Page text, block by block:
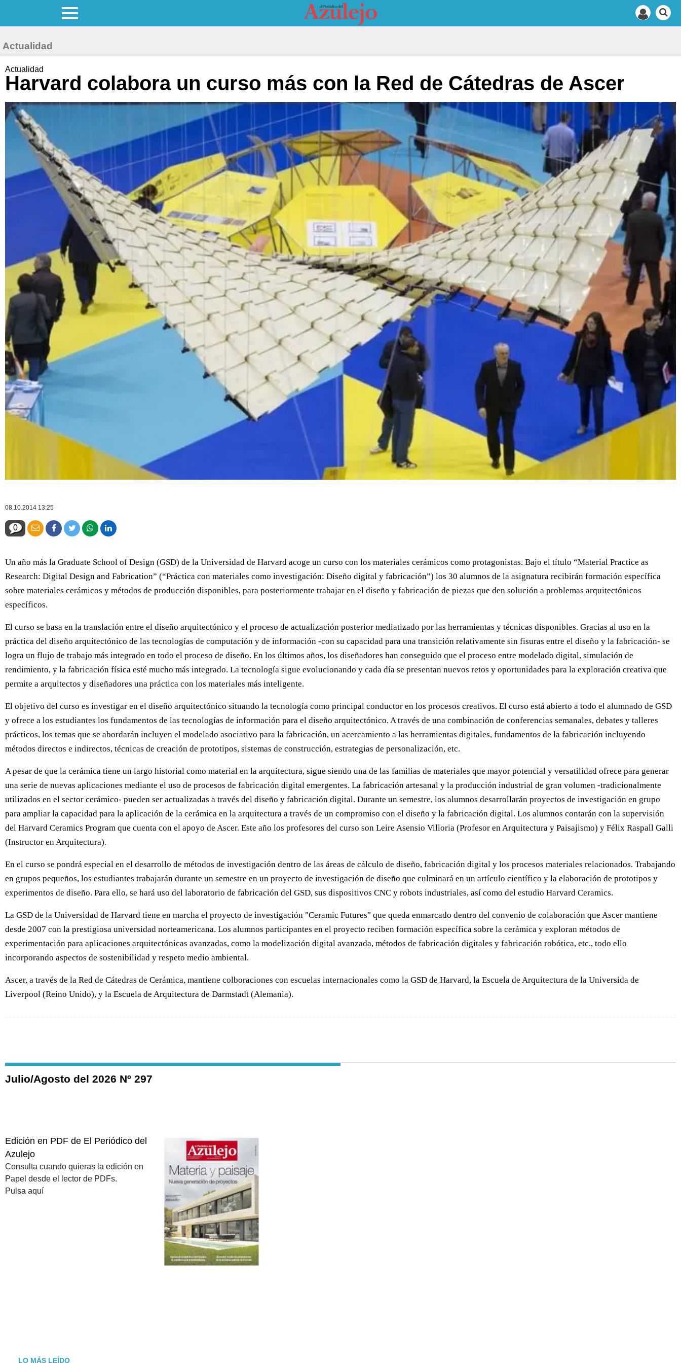
Actualidad
Actualidad
Harvard colabora un curso más con la Red de Cátedras de Ascer
08.10.2014 13:25
0
Un año más la Graduate School of Design (GSD) de la Universidad de Harvard acoge un curso con los materiales cerámicos como protagonistas. Bajo el título “Material Practice as
Research: Digital Design and Fabrication” (“Práctica con materiales como investigación: Diseño digital y fabricación”) los 30 alumnos de la asignatura recibirán formación específica
sobre materiales cerámicos y métodos de producción disponibles, para posteriormente trabajar en el diseño y fabricación de piezas que den solución a problemas arquitectónicos
específicos.
El curso se basa en la translación entre el diseño arquitectónico y el proceso de actualización posterior mediatizado por las herramientas y técnicas disponibles. Gracias al uso en la
práctica del diseño arquitectónico de las tecnologías de computación y de información -con su capacidad para una transición relativamente sin fisuras entre el diseño y la fabricación- se
logra un flujo de trabajo más integrado en todo el proceso de diseño. En los últimos años, los diseñadores han conseguido que el proceso entre modelado digital, simulación de
rendimiento, y la fabricación física esté mucho más integrado. La tecnología sigue evolucionando y cada día se presentan nuevos retos y oportunidades para la exploración creativa que
permite a arquitectos y diseñadores una práctica con los materiales más inteligente.
El objetivo del curso es investigar en el diseño arquitectónico situando la tecnología como principal conductor en los procesos creativos. El curso está abierto a todo el alumnado de GSD
y ofrece a los estudiantes los fundamentos de las tecnologías de información para el diseño arquitectónico. A través de una combinación de conferencias semanales, debates y talleres
prácticos, los temas que se abordarán incluyen el modelado asociativo para la fabricación, un acercamiento a las herramientas digitales, fundamentos de la fabricación incluyendo
métodos directos e indirectos, técnicas de creación de prototipos, sistemas de construcción, estrategias de personalización, etc.
A pesar de que la cerámica tiene un largo historial como material en la arquitectura, sigue siendo una de las familias de materiales que mayor potencial y versatilidad ofrece para generar
una serie de nuevas aplicaciones mediante el uso de procesos de fabricación digital emergentes. La fabricación artesanal y la producción industrial de gran volumen -tradicionalmente
utilizados en el sector cerámico- pueden ser actualizadas a través del diseño y fabricación digital. Durante un semestre, los alumnos desarrollarán proyectos de investigación en grupo
para ampliar la capacidad para la aplicación de la cerámica en la arquitectura a través de un compromiso con el diseño y la fabricación digital. Los alumnos contarán con la supervisión
del Harvard Ceramics Program que cuenta con el apoyo de Ascer. Este año los profesores del curso son Leire Asensio Villoria (Profesor en Arquitectura y Paisajismo) y Félix Raspall Galli
(Instructor en Arquitectura).
En el curso se pondrá especial en el desarrollo de métodos de investigación dentro de las áreas de cálculo de diseño, fabricación digital y los procesos materiales relacionados. Trabajando
en grupos pequeños, los estudiantes trabajarán durante un semestre en un proyecto de investigación de diseño que culminará en un artículo científico y la elaboración de prototipos y
experimentos de diseño. Para ello, se hará uso del laboratorio de fabricación del GSD, sus dispositivos CNC y robots industriales, así como del estudio Harvard Ceramics.
La GSD de la Universidad de Harvard tiene en marcha el proyecto de investigación "Ceramic Futures" que queda enmarcado dentro del convenio de colaboración que Ascer mantiene
desde 2007 con la prestigiosa universidad norteamericana. Los alumnos participantes en el proyecto reciben formación específica sobre la cerámica y exploran métodos de
experimentación para aplicaciones arquitectónicas avanzadas, como la modelización digital avanzada, métodos de fabricación digitales y fabricación robótica, etc., todo ello
incorporando aspectos de sostenibilidad y respeto medio ambiental.
Ascer, a través de la Red de Cátedras de Cerámica, mantiene colboraciones con escuelas internacionales como la GSD de Harvard, la Escuela de Arquitectura de la Universida de
Liverpool (Reino Unido), y la Escuela de Arquitectura de Darmstadt (Alemania).
Julio/Agosto del 2026 Nº 297
Edición en PDF de El Periódico del
Azulejo
Consulta cuando quieras la edición en
Papel desde el lector de PDFs.
Pulsa aquí
LO MÁS LEÍDO